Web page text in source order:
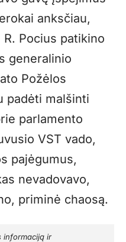
anksčiau,
Pocius patikino
generalinio
Požėlos
padėti malšinti
parlamento
VST vado,
pajėgumus,
nevadovavo,
priminė chaosą.
informaciją ir